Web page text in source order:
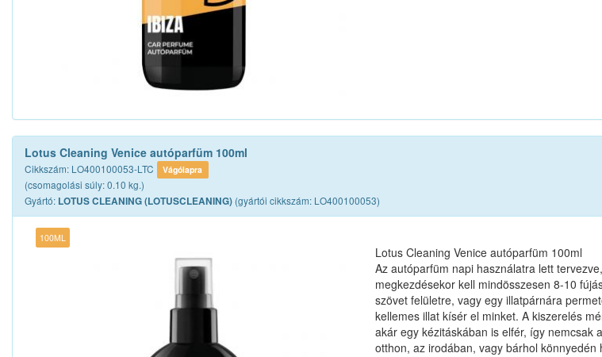
Lotus Cleaning Venice autóparfüm 100ml
Cikkszám: LO400100053-LTC Vágólapra
(csomagolási súly: 0.10 kg.)
Gyártó: LOTUS CLEANING (LOTUSCLEANING) (gyártói cikkszám: LO400100053)
100ML
Lotus Cleaning Venice autóparfüm 100ml
Az autóparfüm napi használatra lett
megkezdésekor kell mindösszesen 8-10
szövet felületre, vagy egy illatpárnára
kellemes illat kísér el minket. A kiszerelés
akár egy kézitáskában is elfér, így nemcsak
otthon, az irodában, vagy bárhol könnyedén